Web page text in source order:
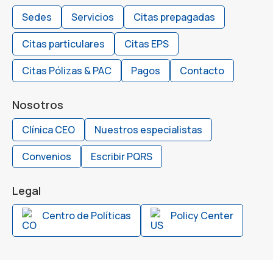
Sedes Servicios
Citas prepagadas
Citas particulares
Citas EPS
Citas Pólizas & PAC
Pagos Contacto
Nosotros
Clínica CEO
Nuestros especialistas
Convenios
Escribir PQRS
Legal
Centro de Políticas Policy Center